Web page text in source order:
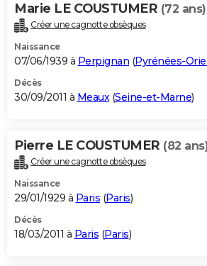
Marie LE COUSTUMER (72 ans)
Créer une cagnotte obsèques
Naissance
07/06/1939 à Perpignan (Pyrénées-
Décès
30/09/2011 à Meaux(Seine-et-Marne)
Pierre LE COUSTUMER (82
Créer une cagnotte obsèques
Naissance
29/01/1929 à Paris (Paris)
Décès
18/03/2011 à Paris (Paris)